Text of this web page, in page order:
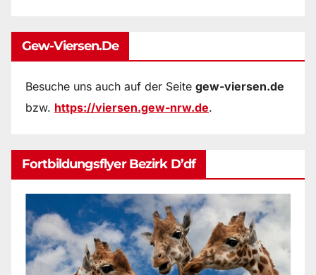
Gew-Viersen.de
Besuche uns auch auf der Seite gew-viersen.de
bzw. https://viersen.gew-nrw.de.
Fortbildungsflyer Bezirk D’df